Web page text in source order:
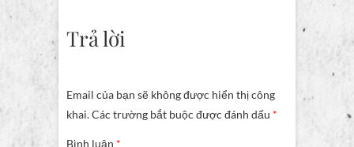
Trả lời
Email của bạn sẽ không được hiển thị công
khai.Các trường bắt buộc được đánh dấu *
Bình luận *